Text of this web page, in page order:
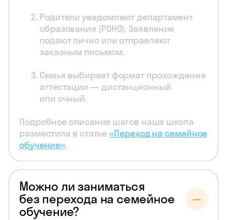
Родители уведомляют департамент
образования (РОНО). Заявление
подают лично или отправляют
заказным письмом.
Семья выбирает формат прохождения
аттестации — дистанционный
или очный.
Подробное описание шагов наша школа
разместила в статье «Переход на семейное
обучение».
Можно ли заниматься
без перехода на семейное
обучение?